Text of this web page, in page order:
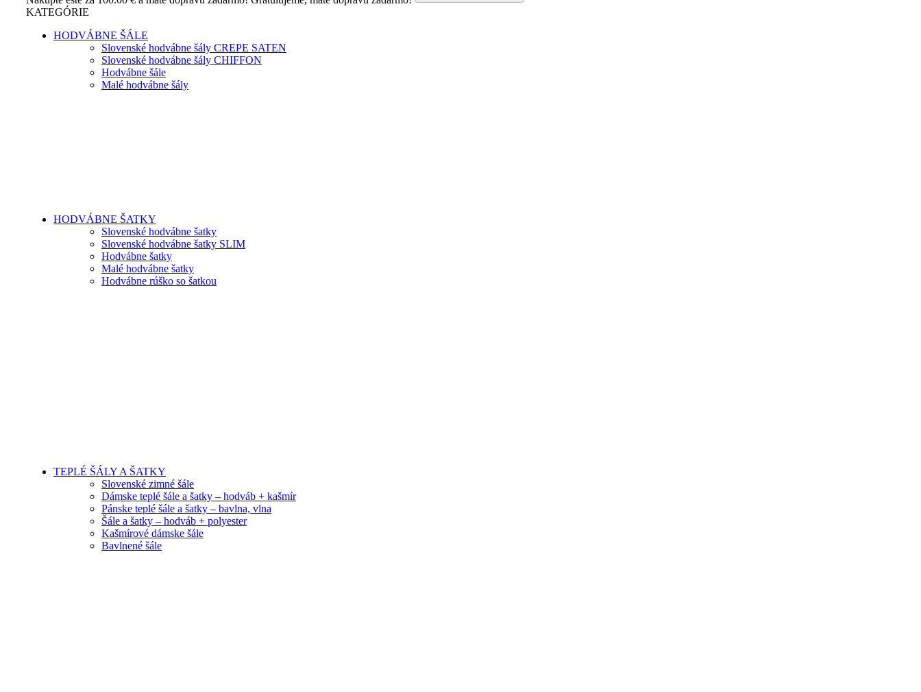
KATEGÓRIE
HODVÁBNE ŠÁLE
Slovenské hodvábne šály CREPE SATEN
Slovenské hodvábne šály CHIFFON
Hodvábne šále
Malé hodvábne šály
HODVÁBNE ŠATKY
Slovenské hodvábne šatky
Slovenské hodvábne šatky SLIM
Hodvábne šatky
Malé hodvábne šatky
Hodvábne rúško so šatkou
TEPLÉ ŠÁLY A ŠATKY
Slovenské zimné šále
Dámske teplé šále a šatky – hodváb + kašmír
Pánske teplé šále a šatky – bavlna, vlna
Šále a šatky – hodváb + polyester
Kašmírové dámske šále
Bavlnené šále